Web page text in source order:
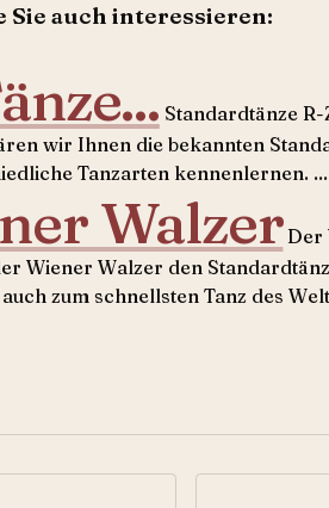
Sie auch interessieren:
Standardtänze R-
wir Ihnen die bekannten
Tanzarten kennenlernen. ...
WalzerDer
Wiener Walzer den
zum schnellsten Tanz des